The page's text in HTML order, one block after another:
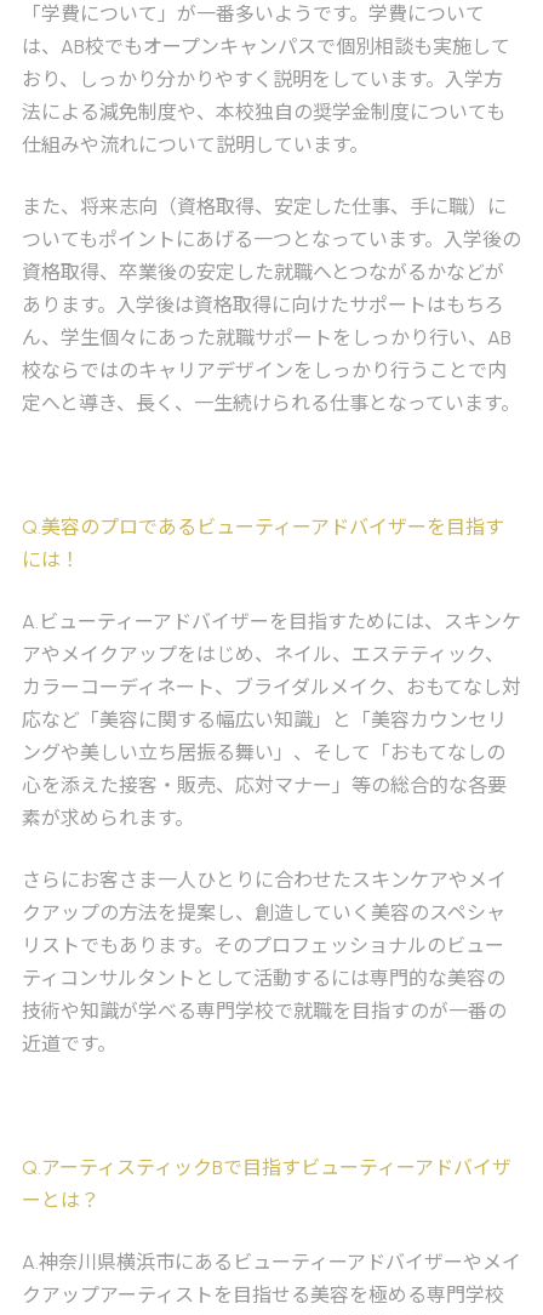
「学費について」が一番多いようです。学費について
は、AB校でもオープンキャンパスで個別相談も実施して
おり、しっかり分かりやすく説明をしています。入学方
法による減免制度や、本校独自の奨学金制度についても
仕組みや流れについて説明しています。
また、将来志向（資格取得、安定した仕事、手に職）に
ついてもポイントにあげる一つとなっています。入学後の
資格取得、卒業後の安定した就職へとつながるかなどが
あります。入学後は資格取得に向けたサポートはもちろ
ん、学生個々にあった就職サポートをしっかり行い、AB
校ならではのキャリアデザインをしっかり行うことで内
定へと導き、長く、一生続けられる仕事となっています。
Q.美容のプロであるビューティーアドバイザーを目指す
には！
A.ビューティーアドバイザーを目指すためには、スキンケ
アやメイクアップをはじめ、ネイル、エステティック、
カラーコーディネート、ブライダルメイク、おもてなし対
応など「美容に関する幅広い知識」と「美容カウンセリ
ングや美しい立ち居振る舞い」、そして「おもてなしの
心を添えた接客・販売、応対マナー」等の総合的な各要
素が求められます。
さらにお客さま一人ひとりに合わせたスキンケアやメイ
クアップの方法を提案し、創造していく美容のスペシャ
リストでもあります。そのプロフェッショナルのビュー
ティコンサルタントとして活動するには専門的な美容の
技術や知識が学べる専門学校で就職を目指すのが一番の
近道です。
Q.アーティスティックBで目指すビューティーアドバイザ
ーとは？
A.神奈川県横浜市にあるビューティーアドバイザーやメイ
クアップアーティストを目指せる美容を極める専門学校